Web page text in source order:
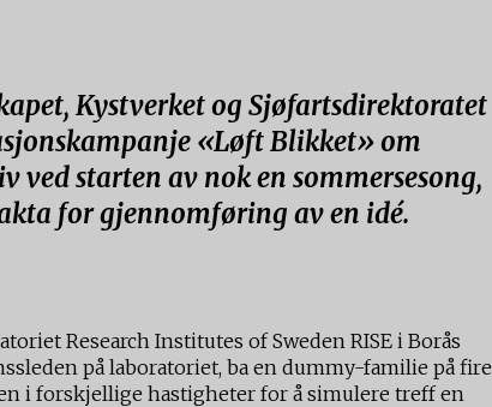
Kystverket og Sjøfartsdirektoratet
«Løft Blikket» om
ved starten av nok en sommersesong,
for gjennomføring av en idé.
Research Institutes of Sweden RISE i Borås
på laboratoriet, ba en dummy-familie på fire
i forskjellige hastigheter for å simulere treff en